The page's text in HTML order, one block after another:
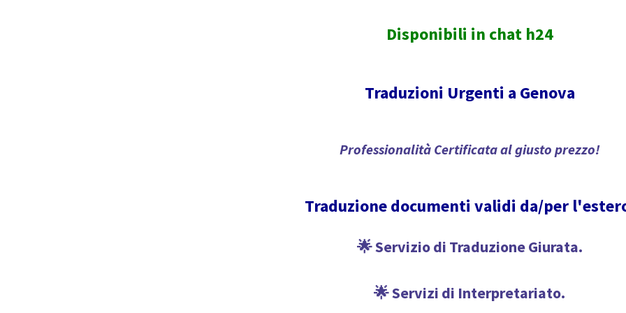
Disponibili in chat h24
Traduzioni Urgenti a Genova
Professionalità Certificata al giusto prezzo!
Traduzione documenti validi da/per
🌟 Servizio di Traduzione Giurata.
🌟 Servizi di Interpretariato.